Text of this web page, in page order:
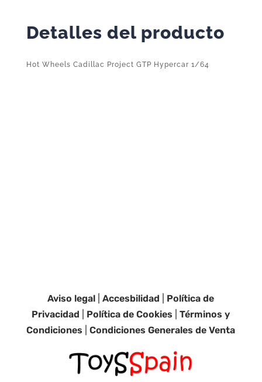
Detalles del producto
Hot Wheels Cadillac Project GTP Hypercar 1/64
Aviso legal |Accesbilidad
Política de
Privacidad
Política de Cookies |Términos y
Condiciones |Condiciones Generales de Venta